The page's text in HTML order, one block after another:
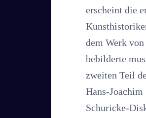
erscheint die
dem Werk
bebilderte
zweiten Teil
Hans-
Schuricke-